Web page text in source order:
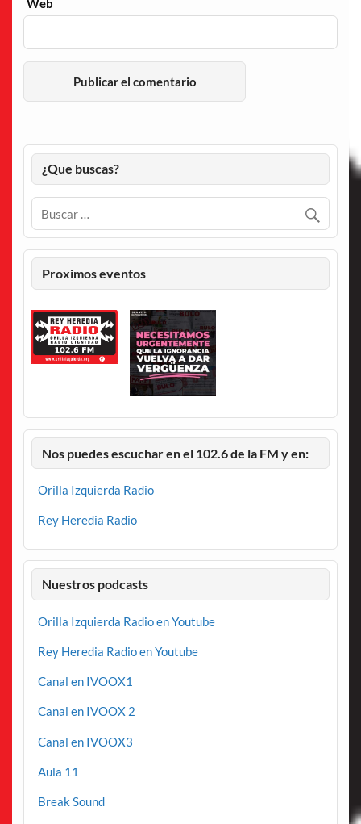
Web
¿Que buscas?
Proximos eventos
Nos puedes escuchar en el 102.6 de la FM y en:
Orilla Izquierda Radio
Rey Heredia Radio
Nuestros podcasts
Orilla Izquierda Radio en Youtube
Rey Heredia Radio en Youtube
Canal en IVOOX1
Canal en IVOOX 2
Canal en IVOOX3
Aula 11
Break Sound